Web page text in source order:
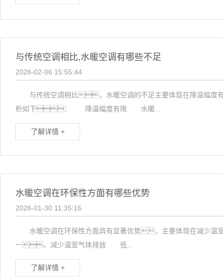
与传统空调相比,水暖空调有哪些不足
2026-02-06 15:55:44
与传统空调相比，水暖空调的不足主要体现在降温幅
析如下： 降温幅度有限 水暖...
了解详情 +
水暖空调在环保性方面有哪些优势
2026-01-30 11:35:16
水暖空调在环保性方面具有显著优势，主要体现在减
一、减少温室气体排放 低...
了解详情 +